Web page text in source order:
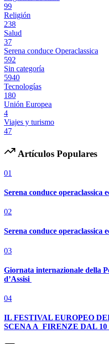
99
Religión
238
Salud
37
Serena conduce Operaclassica
592
Sin categoría
5940
Tecnologías
180
Unión Europea
4
Viajes y turismo
47
Artículos Populares
01
Serena conduce operaclassica
02
Serena conduce operaclassica
03
Giornata internazionale della
d’Assisi
04
IL FESTIVAL EUROPEO
SCENA A FIRENZE DAL 10